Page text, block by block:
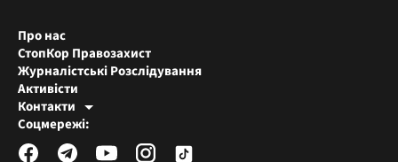
Про нас
СтопКор Правозахист
Журналістські Розслідування
Активісти
Контакти
Редакція СтопКора
Журналісти-розслідувачі
Соцмережі: